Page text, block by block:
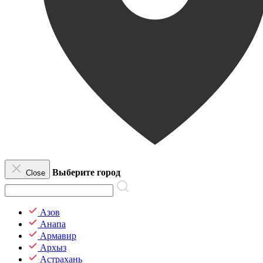
Close Выберите город
Азов
Анапа
Армавир
Архыз
Астрахань